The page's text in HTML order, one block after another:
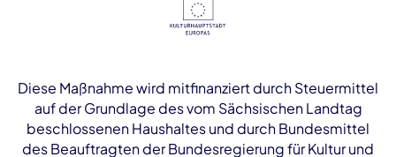
Diese Maßnahme wird mitfinanziert durch Steuermittel
auf der Grundlage des vom Sächsischen Landtag
beschlossenen Haushaltes und durch Bundesmittel
des Beauftragten der Bundesregierung für Kultur und